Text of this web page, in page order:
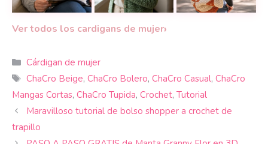
Empieza por el canesú y crea un cárdigan tejido a
Un cárdigan a crochet con diseño
Chaqueta Gea a
Ver todos los cardigans de mujer›
Categorías
Cárdigan de mujer
Etiquetas
ChaCro Beige, ChaCro Bolero, ChaCro Casual, ChaCro
Mangas Cortas, ChaCro Tupida, Crochet, Tutorial
Maravilloso tutorial de bolso shopper a crochet de
trapillo